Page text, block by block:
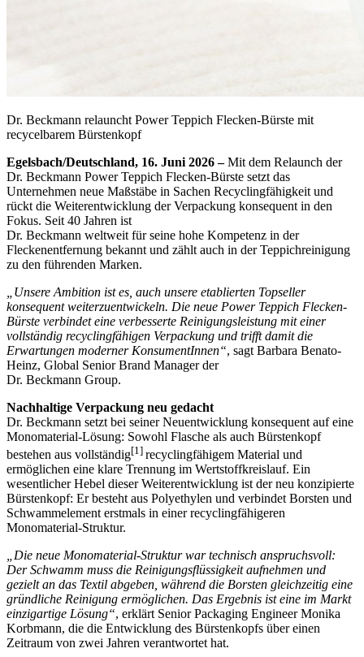
Dr. Beckmann relauncht Power Teppich Flecken-Bürste mit
recycelbarem Bürstenkopf
Egelsbach/Deutschland, 16. Juni 2026 –Mit dem Relaunch der
Dr. Beckmann Power Teppich Flecken-Bürste setzt das
Unternehmen neue Maßstäbe in Sachen Recyclingfähigkeit und
rückt die Weiterentwicklung der Verpackung konsequent in den
Fokus. Seit 40 Jahren ist
Dr. Beckmann weltweit für seine hohe Kompetenz in der
Fleckenentfernung bekannt und zählt auch in der Teppichreinigung
zu den führenden Marken.
„Unsere Ambition ist es, auch unsere etablierten Topseller
konsequent weiterzuentwickeln. Die neue Power Teppich Flecken-
Bürste verbindet eine verbesserte Reinigungsleistung mit einer
vollständig recyclingfähigen Verpackung und trifft damit die
Erwartungen moderner KonsumentInnen“, sagt Barbara Benato-
Heinz, Global Senior Brand Manager der
Dr. Beckmann Group.
Nachhaltige Verpackung neu gedacht
Dr. Beckmann setzt bei seiner Neuentwicklung konsequent auf eine
Monomaterial-Lösung: Sowohl Flasche als auch Bürstenkopf
bestehen aus vollständig[1] recyclingfähigem Material und
ermöglichen eine klare Trennung im Wertstoffkreislauf. Ein
wesentlicher Hebel dieser Weiterentwicklung ist der neu konzipierte
Bürstenkopf: Er besteht aus Polyethylen und verbindet Borsten und
Schwammelement erstmals in einer recyclingfähigeren
Monomaterial-Struktur.
„Die neue Monomaterial-Struktur war technisch anspruchsvoll:
Der Schwamm muss die Reinigungsflüssigkeit aufnehmen und
gezielt an das Textil abgeben, während die Borsten gleichzeitig eine
gründliche Reinigung ermöglichen. Das Ergebnis ist eine im Markt
einzigartige Lösung“, erklärt Senior Packaging Engineer Monika
Korbmann, die die Entwicklung des Bürstenkopfs über einen
Zeitraum von zwei Jahren verantwortet hat.